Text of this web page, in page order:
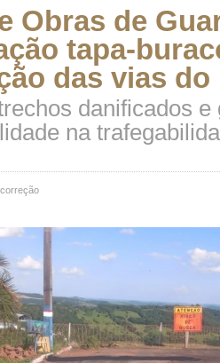
Obras de
tapa-
das vias
danificados e
na